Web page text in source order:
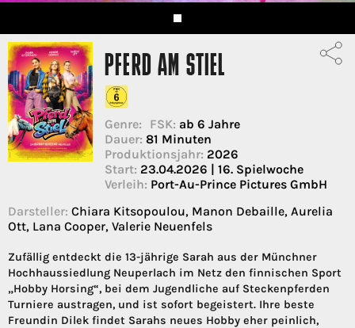
PFERD AM STIEL
Genre: FSK: ab 6 Jahre
Dauer: 81 Minuten
Produktionsjahr: 2026
Start: 23.04.2026 | 16. Spielwoche
Verleih: Port-Au-Prince Pictures GmbH
Darsteller: Chiara Kitsopoulou, Manon Debaille, Aurelia
Ott, Lana Cooper, Valerie Neuenfels
Zufällig entdeckt die 13-jährige Sarah aus der Münchner
Hochhaussiedlung Neuperlach im Netz den finnischen Sport
„Hobby Horsing“, bei dem Jugendliche auf Steckenpferden
Turniere austragen, und ist sofort begeistert. Ihre beste
Freundin Dilek findet Sarahs neues Hobby eher peinlich,